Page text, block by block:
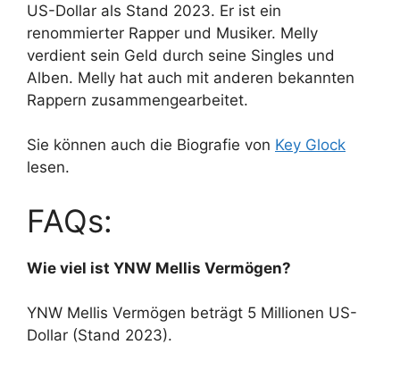
US-Dollar als Stand 2023. Er ist ein
renommierter Rapper und Musiker. Melly
verdient sein Geld durch seine Singles und
Alben. Melly hat auch mit anderen bekannten
Rappern zusammengearbeitet.
Sie können auch die Biografie von Key Glock
lesen.
FAQs:
Wie viel ist YNW Mellis Vermögen?
YNW Mellis Vermögen beträgt 5 Millionen US-
Dollar (Stand 2023).